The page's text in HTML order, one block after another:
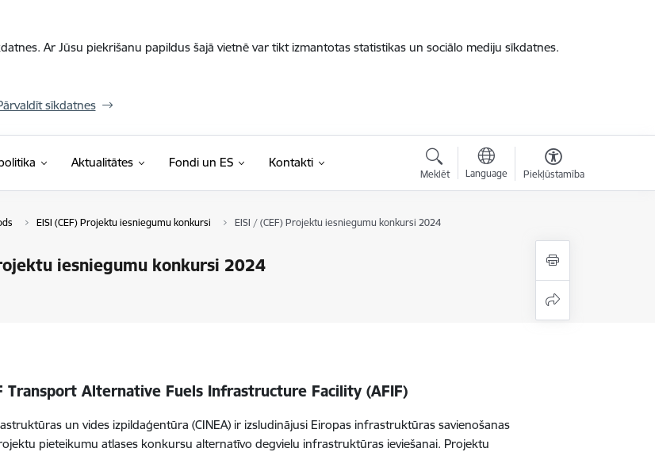
Ar Jūsu piekrišanu papildus šajā vietnē var tikt izmantotas statistikas un sociālo mediju sīkdatnes.
sīkdatnes
Aktualitātes Fondi un ES Kontakti
Meklēt Language Piekļūstamība
EISI (CEF) Projektu iesniegumu konkursi EISI / (CEF) Projektu iesniegumu konkursi 2024
iesniegumu konkursi 2024
Transport Alternative Fuels Infrastructure Facility (AFIF)
un vides izpildaģentūra (CINEA) ir izsludinājusi Eiropas infrastruktūras savienošanas
pieteikumu atlases konkursu alternatīvo degvielu infrastruktūras ieviešanai. Projektu